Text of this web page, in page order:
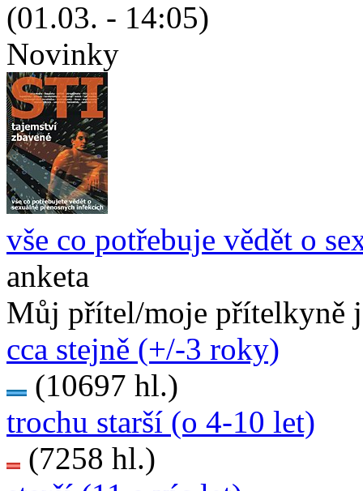
(01.03. - 14:05)
Novinky
vše co potřebuje vědět o
anketa
Můj přítel/moje přítelkyně
cca stejně (+/-3 roky)
(10697 hl.)
trochu starší (o 4-10 let)
(7258 hl.)